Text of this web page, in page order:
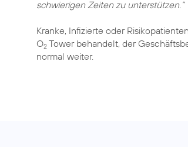
schwierigen Zeiten zu unterstützen.“
Kranke, Infizierte oder
O2 Tower behandelt, der
normal weiter.